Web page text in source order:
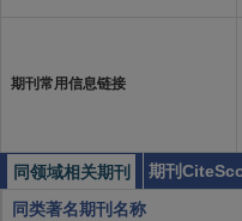
期刊常用信息链接
同领域相关期刊 期刊
同类著名期刊名称